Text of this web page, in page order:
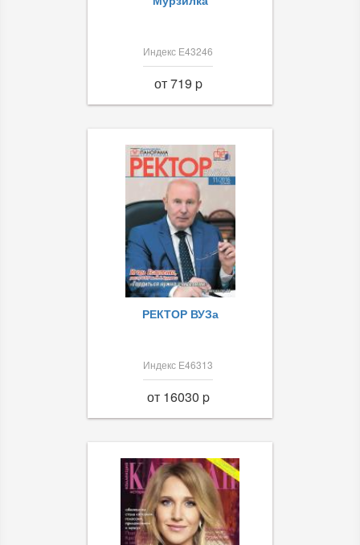
Индекс Е43246
от 719 p
РЕКТОР ВУЗа
Индекс Е46313
от 16030 p